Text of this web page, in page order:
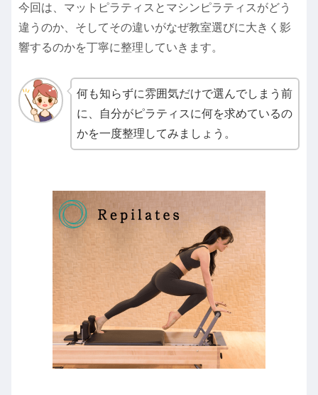
今回は、マットピラティスとマシンピラティスがどう
違うのか、そしてその違いがなぜ教室選びに大きく影
響するのかを丁寧に整理していきます。
何も知らずに雰囲気だけで選んでしまう前
に、自分がピラティスに何を求めているの
かを一度整理してみましょう。